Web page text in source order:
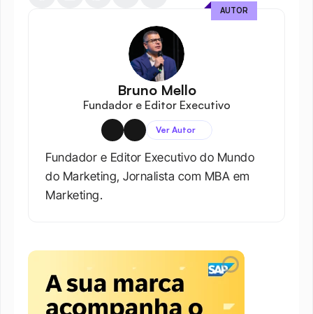
Bruno Mello
Fundador e Editor Executivo
Ver Autor
Fundador e Editor Executivo do Mundo
do Marketing, Jornalista com MBA em
Marketing.
AUTOR